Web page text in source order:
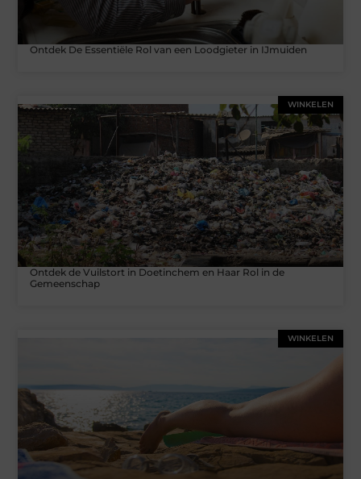
Ontdek De Essentiële Rol van een Loodgieter in IJmuiden
WINKELEN
Ontdek de Vuilstort in Doetinchem en Haar Rol in de
Gemeenschap
WINKELEN